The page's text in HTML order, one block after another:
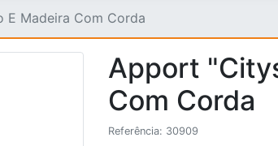
Madeira Com Corda
Apport
Com Corda
Referência: 30909